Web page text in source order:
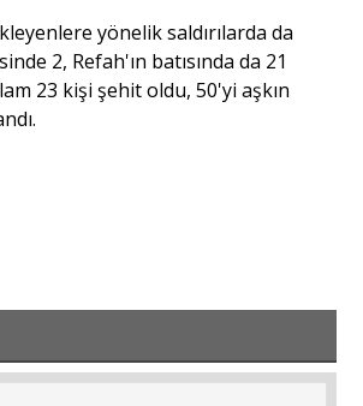
yönelik saldırılarda da
2, Refah'ın batısında da 21
23 kişi şehit oldu, 50'yi aşkın